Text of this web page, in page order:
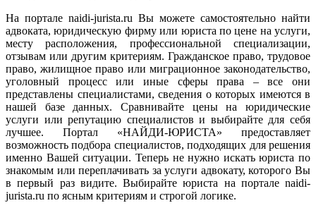
На портале naidi-jurista.ru Вы можете самостоятельно найти
адвоката, юридическую фирму или юриста по цене на услуги,
месту расположения, профессиональной специализации,
отзывам или другим критериям. Гражданское право, трудовое
право, жилищное право или миграционное законодательство,
уголовный процесс или иные сферы права – все они
представлены специалистами, сведения о которых имеются в
нашей базе данных. Сравнивайте цены на юридические
услуги или репутацию специалистов и выбирайте для себя
лучшее. Портал «НАЙДИ-ЮРИСТА» предоставляет
возможность подбора специалистов, подходящих для решения
именно Вашей ситуации. Теперь не нужно искать юриста по
знакомым или переплачивать за услуги адвокату, которого Вы
в первый раз видите. Выбирайте юриста на портале naidi-
jurista.ru по ясным критериям и строгой логике.